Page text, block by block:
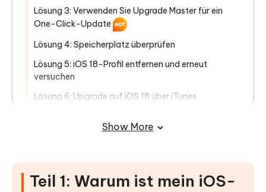
Lösung 3: Verwenden Sie Upgrade Master für ein
One-Click-Update
Lösung 4: Speicherplatz überprüfen
Lösung 5: iOS 18-Profil entfernen und erneut
versuchen
Lösung 6: Upgrade auf iOS 18 über iTunes
Teil 3: Fragen und Antworten zum iOS
Show More
Teil 1: Warum ist mein iOS-